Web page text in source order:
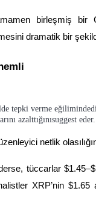
birleşmiş bir
dramatik bir
tepki verme
azalttığınısuggest eder.
netlik
tüccarlar
XRP’nin $1.65